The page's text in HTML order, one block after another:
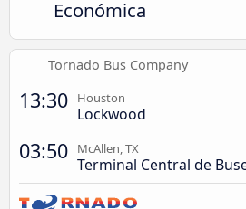
Económica
Tornado Bus Company
13:30 Houston
Lockwood
03:50 McAllen, TX
Terminal Central de